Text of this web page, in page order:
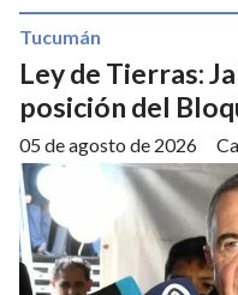
Ley de Tierras:
posición del
Tucumán
05 de agosto de 2026